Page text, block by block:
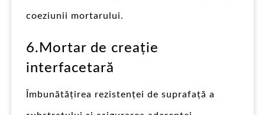
coeziunii mortarului.
6.Mortar de creație
interfacetară
Îmbunătățirea rezistenței de suprafață a